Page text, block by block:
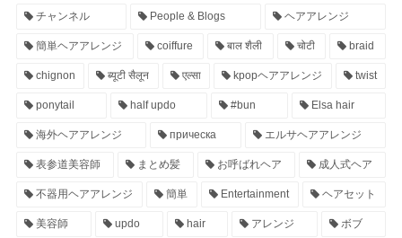
チャンネル People & Blogs ヘアアレンジ
簡単ヘアアレンジ coiffure बाल शैली चोटी braid
chignon ब्यूटी सैलून एल्सा kpopヘアアレンジ twist
ponytail half updo #bun Elsa hair
海外ヘアアレンジ прическа エルサヘアアレンジ
表参道美容師 まとめ髪 お呼ばれヘア 成人式ヘア
不器用ヘアアレンジ 簡単 Entertainment ヘアセット
美容師 updo hair アレンジ ボブ